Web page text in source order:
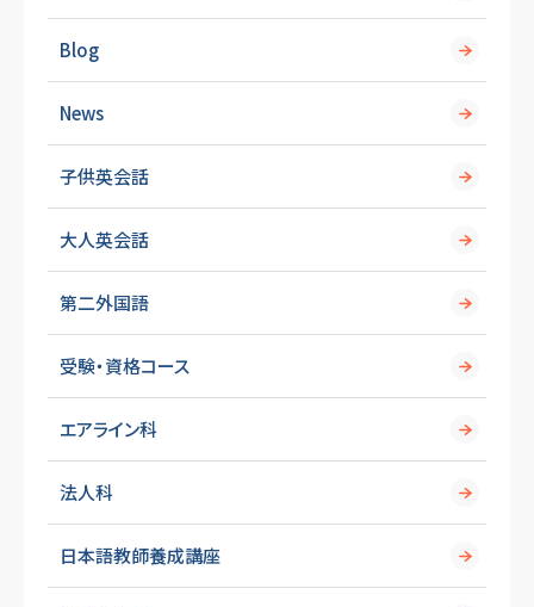
Blog
News
子供英会話
大人英会話
第二外国語
受験・資格コース
エアライン科
法人科
日本語教師養成講座